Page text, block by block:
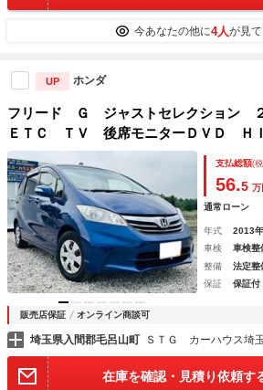
今あなたの他に4人が見
UP ホンダ
フリード Ｇ ジャストセレクション
ＥＴＣ ＴＶ 後席モニターＤＶＤ Ｈ
ックカメラ 両側パワースライドドア オ
ト 電動格納ミラー純正ホイールキャッ
煙 ワンオーナ
支払総額(
56.5 万
通常ローン
年式 2013年
車検
車検整
整備
法定整
保証
保証
販売店保証 オンライン商談可
埼玉県入間郡毛呂山町 ＳＴＧ カーハウス埼
在庫を確認・見積り依頼す